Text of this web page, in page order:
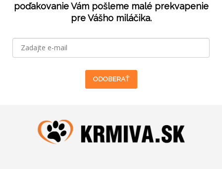
poďakovanie Vám pošleme malé prekvapenie
pre Vášho miláčika.
ODOBERAŤ